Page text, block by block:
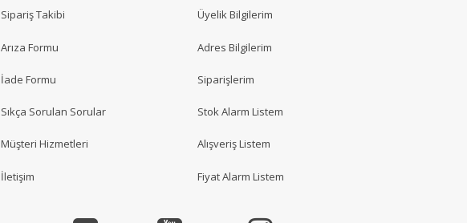
Sipariş Takibi
Arıza Formu
İade Formu
Sıkça Sorulan Sorular
Müşteri Hizmetleri
İletişim
Üyelik Bilgilerim
Adres Bilgilerim
Siparişlerim
Stok Alarm Listem
Alışveriş Listem
Fiyat Alarm Listem